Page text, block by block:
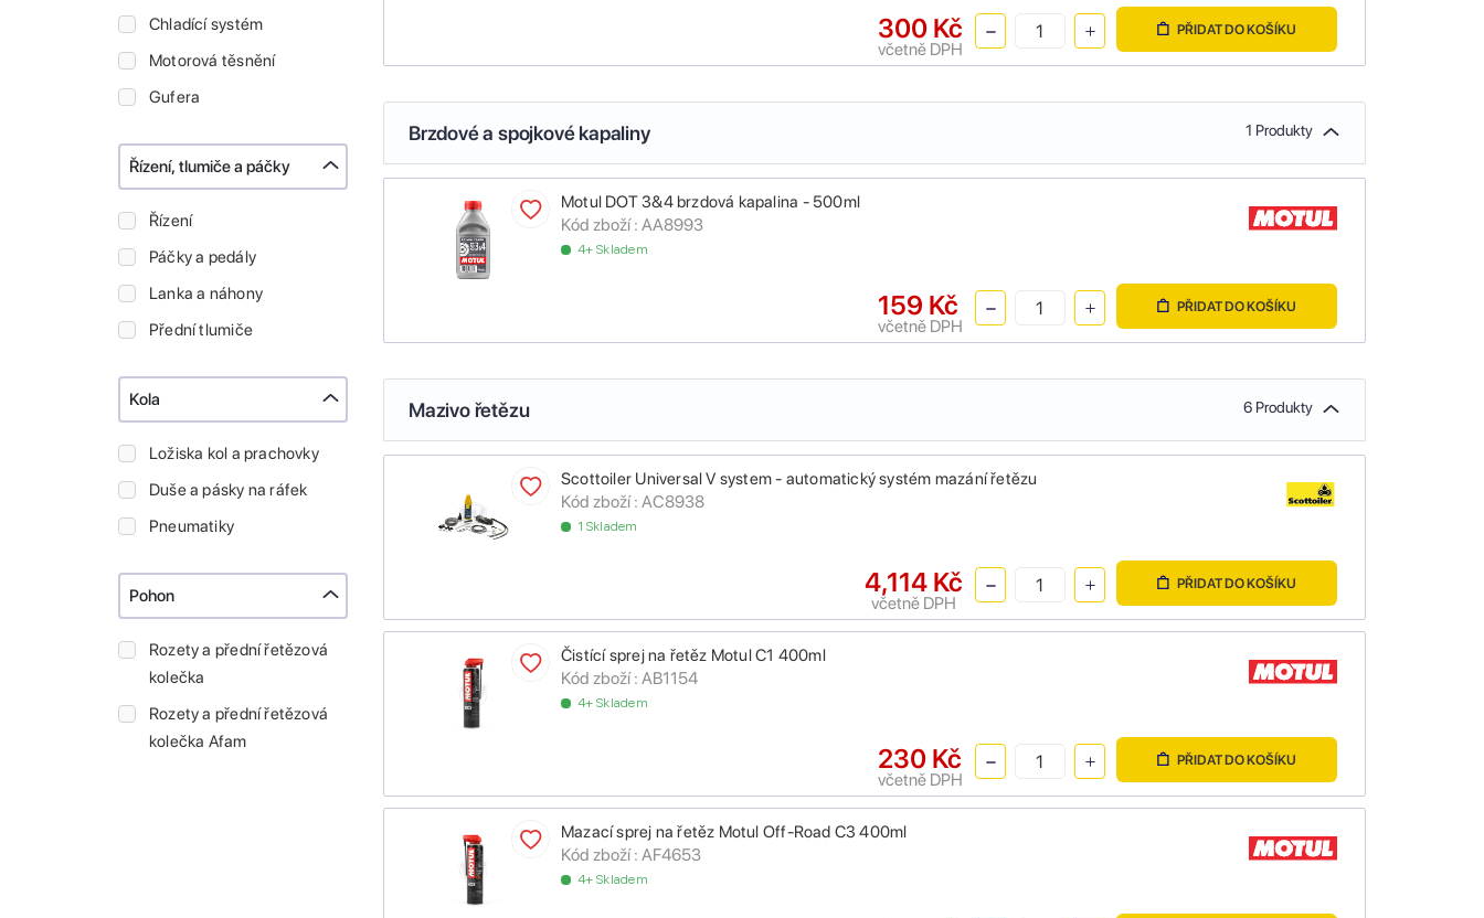
Chladící systém
Motorová těsnění
Gufera
Řízení, tlumiče a páčky
Řízení
Páčky a pedály
Lanka a náhony
Přední tlumiče
Kola
Ložiska kol a prachovky
Duše a pásky na ráfek
Pneumatiky
Pohon
Rozety a přední řetězová
kolečka
Rozety a přední řetězová
kolečka Afam
300 Kč
včetně DPH
PŘIDAT DO KOŠÍKU
Brzdové a spojkové kapaliny 1 Produkty
Motul DOT 3&4 brzdová kapalina - 500ml
Kód zboží : AA8993
4+ Skladem
159 Kč
včetně DPH
PŘIDAT DO KOŠÍKU
Mazivo řetězu 6 Produkty
Scottoiler Universal V system - automatický systém mazání řetězu
Kód zboží : AC8938
1 Skladem
4,114 Kč
včetně DPH
PŘIDAT DO KOŠÍKU
Čistící sprej na řetěz Motul C1 400ml
Kód zboží : AB1154
4+ Skladem
230 Kč
včetně DPH
PŘIDAT DO KOŠÍKU
Mazací sprej na řetěz Motul Off-Road C3 400ml
Kód zboží : AF4653
4+ Skladem